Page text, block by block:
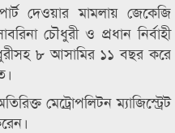
দেওয়ার মামলায় জেকেজি
চৌধুরী ও প্রধান নির্বাহী
৮ আসামির ১১ বছর করে
মেট্রোপলিটন ম্যাজিস্ট্রেট